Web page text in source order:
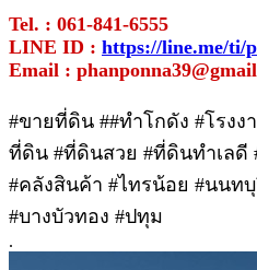
Tel. : 061-841-6555
LINE ID : https://line.me/ti/
Email :
#ขายที่ดิน ##ทําโกดัง #โรง
ที่ดิน #ที่ดินสวย #ที่ดินทำเลดี
#คลังสินค้า #ไทรน้อย #นนท
#บางบัวทอง #ปทุม
.